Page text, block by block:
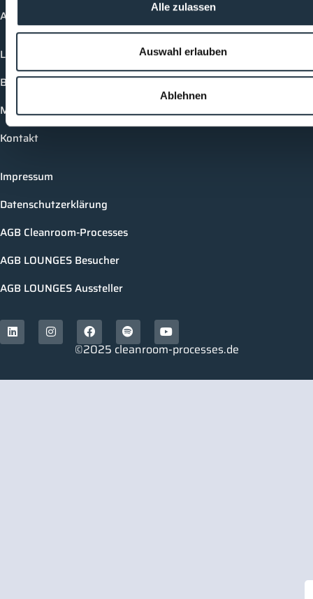
Alle zulassen
Auswahl erlauben
Ablehnen
Academy
Login
Buchungsmöglichkeiten
Medienformate
Kontakt
Impressum
Datenschutzerklärung
AGB Cleanroom-Processes
AGB LOUNGES Besucher
AGB LOUNGES Aussteller
©2025 cleanroom-processes.de